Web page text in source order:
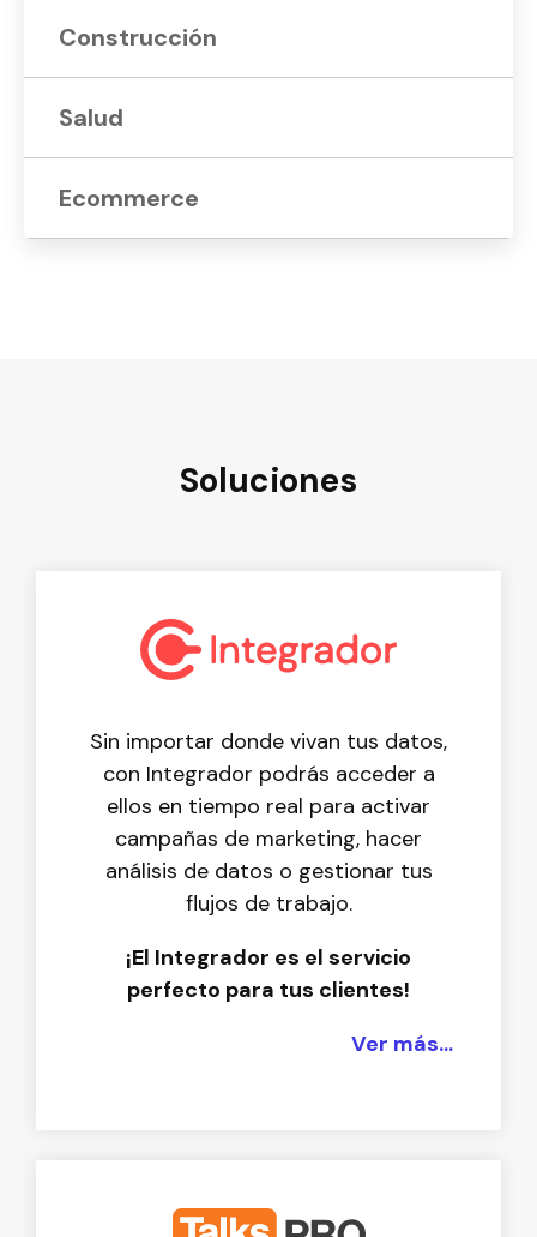
Construcción
Salud
Ecommerce
Soluciones
Sin importar donde vivan tus datos,
con Integrador podrás acceder a
ellos en tiempo real para activar
campañas de marketing, hacer
análisis de datos o gestionar tus
flujos de trabajo.
¡El Integrador es el servicio
perfecto para tus clientes!
Ver más...